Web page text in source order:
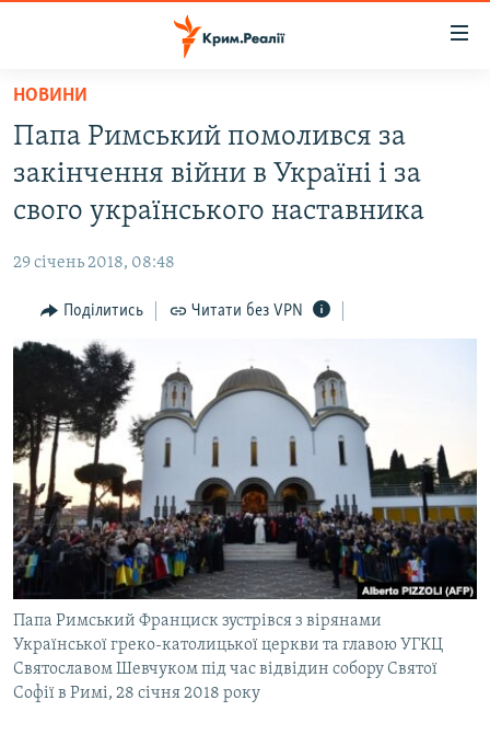
Перейти
основного
матеріалу
до
основної
Перейти
пошуку
БЛОГИ
ПОГЛЯД
ІНТЕРВ'Ю
ВСЕ ЗА ДЕНЬ
СПЕЦПРОЕКТИ
ДЕПОРТАЦІЯ
ВІДЕОУРОКИ «ELIFBE»
СВІДЧЕННЯ ОКУПАЦІЇ
УКРАЇНСЬКА ПРОБЛЕМА КРИМУ
ІНФОГРАФІКА
ЯК ОБІЙТИ БЛОКУВАННЯ
Русский
Qırımtatar
ДОЛУЧАЙСЯ!
НОВИНИ
Папа Римський помолився за
закінчення війни в Україні і за
свого українського наставника
29 січень 2018, 08:48
Поділитись Читати без VPN
Папа Римський Франциск зустрівся з вірянами
Української греко-католицької церкви та главою УГКЦ
Святославом Шевчуком під час відвідин собору Святої
Софії в Римі, 28 січня 2018 року